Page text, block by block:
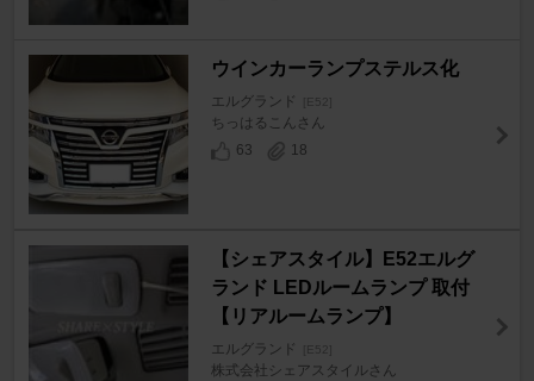
ウインカーランプステルス化
エルグランド [E52]
ちっはるこんさん
63
18
【シェアスタイル】E52エルグ
ランド LEDルームランプ 取付
【リアルームランプ】
エルグランド [E52]
株式会社シェアスタイルさん